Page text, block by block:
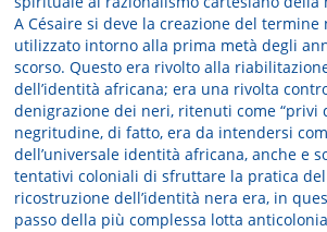
A Césaire si deve la creazione del
utilizzato intorno alla prima metà degli
scorso. Questo era rivolto alla
dell’identità africana; era una rivolta
denigrazione dei neri, ritenuti come “privi
negritudine, di fatto, era da intendersi
dell’universale identità africana, anche e
tentativi coloniali di sfruttare la pratica del
ricostruzione dell’identità nera era, in
passo della più complessa lotta